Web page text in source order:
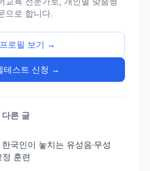
으로 합니다.
로필 보기 →
테스트 신청 →
른 글
국인이 놓치는 유성음·무성
훈련